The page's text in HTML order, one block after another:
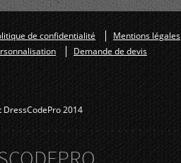
de confidentialité
Mentions légales
Demande de devis
DressCodePro 2014